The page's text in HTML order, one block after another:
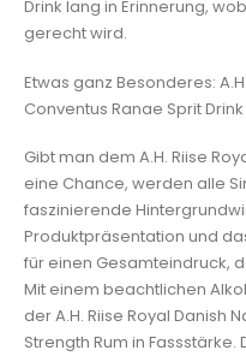
Drink lang in Erinnerung,
gerecht wird.
Etwas ganz Besonderes:
Conventus Ranae Sprit Drink
Gibt man dem A.H. Riise
eine Chance, werden alle
faszinierende
Produktpräsentation und
für einen Gesamteindruck,
Mit einem beachtlichen
der A.H. Riise Royal Danish
Strength Rum in